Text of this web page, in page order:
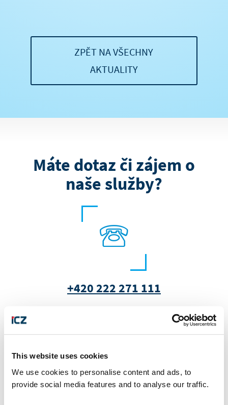
This website uses cookies
We use cookies to personalise content and ads, to
provide social media features and to analyse our traffic.
ZPĚT NA VŠECHNY
AKTUALITY
Máte dotaz či zájem o
naše služby?
+420 222 271 111
marketing@i.cz